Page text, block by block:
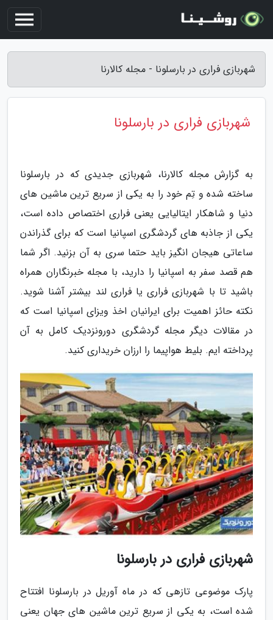
شهربازی فراری در بارسلونا - مجله کالارنا
شهربازی فراری در بارسلونا
به گزارش مجله کالارنا، شهربازی جدیدی که در بارسلونا
ساخته شده و تِم خود را به یکی از سریع ترین ماشین های
دنیا و شاهکار ایتالیایی یعنی فراری اختصاص داده است،
یکی از جاذبه های گردشگری اسپانیا است که برای گذراندن
ساعاتی هیجان انگیز باید حتما سری به آن بزنید. اگر شما
هم قصد سفر به اسپانیا را دارید، با مجله خبرنگاران همراه
باشید تا با شهربازی فراری یا فراری لند بیشتر آشنا شوید.
نکته حائز اهمیت برای ایرانیان اخذ ویزای اسپانیا است که
در مقالات دیگر مجله گردشگری دورونزدیک کامل به آن
پرداخته ایم. بلیط هواپیما را ارزان خریداری کنید.
شهربازی فراری در بارسلونا
پارک موضوعی تازهی که در ماه آوریل در بارسلونا افتتاح
شده است، به یکی از سریع ترین ماشین های جهان یعنی